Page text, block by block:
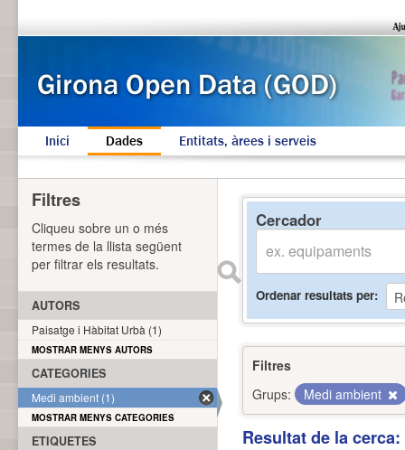
Inici Dades Entitats, àrees i serveis
Cercador
Ordenar resultats per
Filtres
Grups:
Medi ambient
Resultat de la
Filtres
Cliqueu sobre un o més
termes de la llista següent
per filtrar els resultats.
AUTORS
Paisatge i Hàbitat Urbà (1)
MOSTRAR MENYS AUTORS
CATEGORIES
Medi ambient (1)
MOSTRAR MENYS CATEGORIES
ETIQUETES